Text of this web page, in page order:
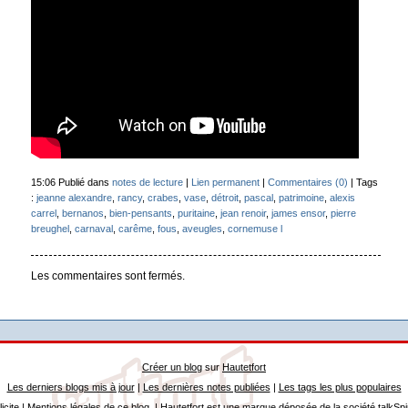
15:06 Publié dans notes de lecture| Lien permanent| Commentaires (0) | Tags
: jeanne alexandre, rancy, crabes vase, détroit, pascal, patrimoine, alexis
carrel, bernanos bien-pensants puritaine, jean renoir, james ensor, pierre
breughel, carnaval, carême, fous aveugles cornemuse l
Les commentaires sont fermés.
Créer un blog surHautetfort
Les derniers blogs mis à jour| Les dernières notes publiées | Les tags les plus populaires